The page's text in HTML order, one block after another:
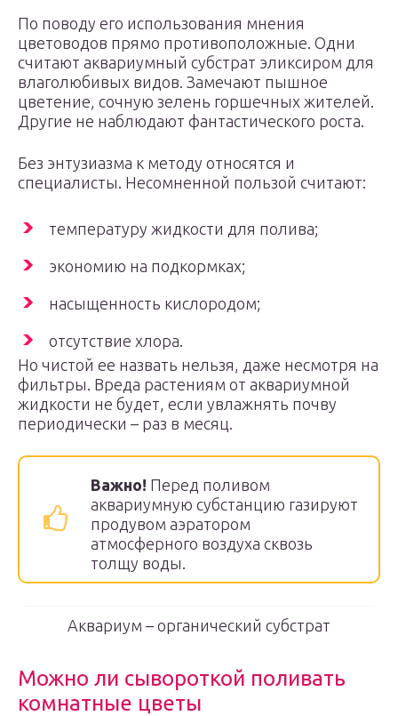
По поводу его использования мнения
цветоводов прямо противоположные. Одни
считают аквариумный субстрат эликсиром для
влаголюбивых видов. Замечают пышное
цветение, сочную зелень горшечных жителей.
Другие не наблюдают фантастического роста.
Без энтузиазма к методу относятся и
специалисты. Несомненной пользой считают:
температуру жидкости для полива;
экономию на подкормках;
насыщенность кислородом;
отсутствие хлора.
Но чистой ее назвать нельзя, даже несмотря на
фильтры. Вреда растениям от аквариумной
жидкости не будет, если увлажнять почву
периодически – раз в месяц.
Важно! Перед поливом
аквариумную субстанцию газируют
продувом аэратором
атмосферного воздуха сквозь
толщу воды.
Аквариум – органический субстрат
Можно ли сывороткой поливать
комнатные цветы